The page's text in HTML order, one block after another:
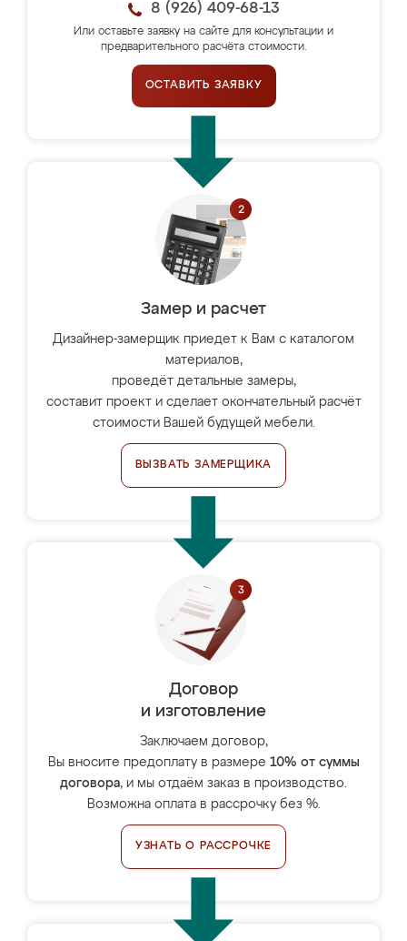
8 (926) 409-68-13
Или оставьте заявку на сайте для консультации и
предварительного расчёта стоимости.
ОСТАВИТЬ ЗАЯВКУ
Замер и расчет
Дизайнер-замерщик приедет к Вам с каталогом
материалов,
проведёт детальные замеры,
составит проект и сделает окончательный расчёт
стоимости Вашей будущей мебели.
ВЫЗВАТЬ ЗАМЕРЩИКА
Договор
и изготовление
Заключаем договор,
Вы вносите предоплату в размере 10% от суммы
договора, и мы отдаём заказ в производство.
Возможна оплата в рассрочку без %.
УЗНАТЬ О РАССРОЧКЕ